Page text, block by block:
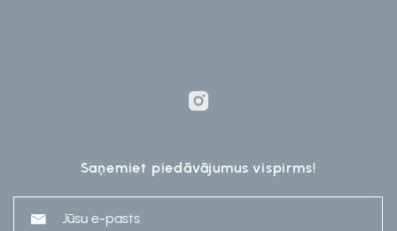
Saņemiet piedāvājumus vispirms!